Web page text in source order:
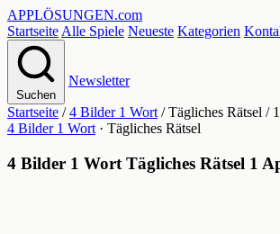
APPLÖSUNGEN.com
Startseite Alle Spiele Neueste Kategorien
Suchen
Newsletter
Startseite / 4 Bilder 1 Wort / Tägliches Rätsel /
4 Bilder 1 Wort · Tägliches Rätsel
4 Bilder 1 Wort Tägliches Rätsel 1